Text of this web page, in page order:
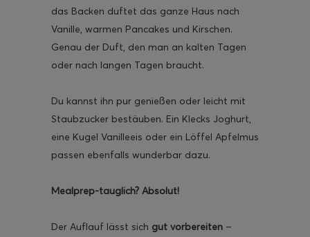
das Backen duftet das ganze Haus nach
Vanille, warmen Pancakes und Kirschen.
Genau der Duft, den man an kalten Tagen
oder nach langen Tagen braucht.
Du kannst ihn pur genießen oder leicht mit
Staubzucker bestäuben. Ein Klecks Joghurt,
eine Kugel Vanilleeis oder ein Löffel Apfelmus
passen ebenfalls wunderbar dazu.
Mealprep-tauglich? Absolut!
Der Auflauf lässt sich gut vorbereiten –